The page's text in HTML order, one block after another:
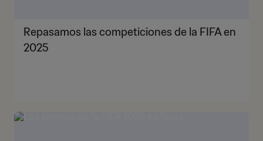
Repasamos las competiciones de la FIFA en
2025